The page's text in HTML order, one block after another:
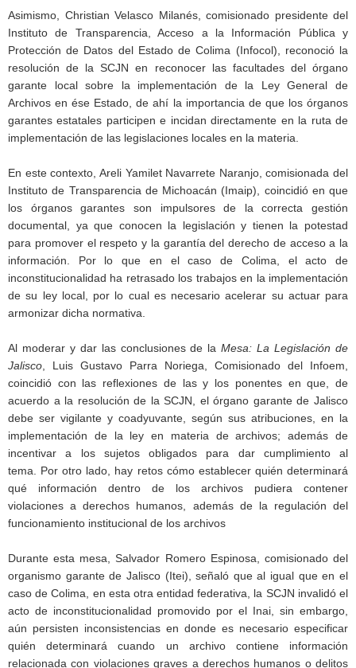
Asimismo, Christian Velasco Milanés, comisionado presidente del
Instituto de Transparencia, Acceso a la Información Pública y
Protección de Datos del Estado de Colima (Infocol), reconoció la
resolución de la SCJN en reconocer las facultades del órgano
garante local sobre la implementación de la Ley General de
Archivos en ése Estado, de ahí la importancia de que los órganos
garantes estatales participen e incidan directamente en la ruta de
implementación de las legislaciones locales en la materia.
En este contexto, Areli Yamilet Navarrete Naranjo, comisionada del
Instituto de Transparencia de Michoacán (Imaip), coincidió en que
los órganos garantes son impulsores de la correcta gestión
documental, ya que conocen la legislación y tienen la potestad
para promover el respeto y la garantía del derecho de acceso a la
información. Por lo que en el caso de Colima, el acto de
inconstitucionalidad ha retrasado los trabajos en la implementación
de su ley local, por lo cual es necesario acelerar su actuar para
armonizar dicha normativa.
Al moderar y dar las conclusiones de laMesa: La Legislación de
Jalisco , Luis Gustavo Parra Noriega, Comisionado del Infoem,
coincidió con las reflexiones de las y los ponentes en que, de
acuerdo a la resolución de la SCJN, el órgano garante de Jalisco
debe ser vigilante y coadyuvante, según sus atribuciones, en la
implementación de la ley en materia de archivos; además de
incentivar a los sujetos obligados para dar cumplimiento al
tema. Por otro lado, hay retos cómo establecer quién determinará
qué información dentro de los archivos pudiera contener
violaciones a derechos humanos, además de la regulación del
funcionamiento institucional de los archivos
Durante esta mesa, Salvador Romero Espinosa, comisionado del
organismo garante de Jalisco (Itei), señaló que al igual que en el
caso de Colima, en esta otra entidad federativa, la SCJN invalidó el
acto de inconstitucionalidad promovido por el Inai, sin embargo,
aún persisten inconsistencias en donde es necesario especificar
quién determinará cuando un archivo contiene información
relacionada con violaciones graves a derechos humanos o delitos